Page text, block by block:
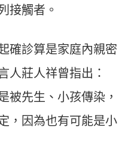
接觸者。
確診算是家庭內親密
人莊人祥曾指出：
被先生、小孩傳染，
，因為也有可能是小